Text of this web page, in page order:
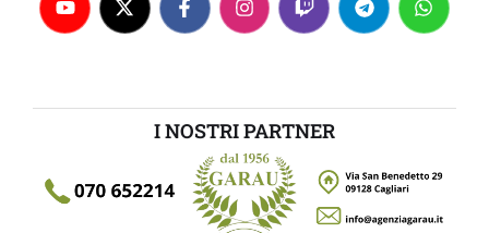
I NOSTRI PARTNER